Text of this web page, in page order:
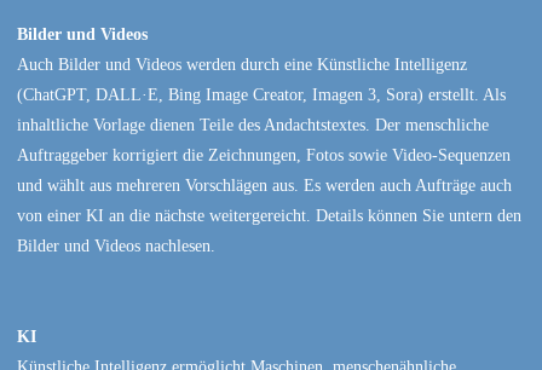
Bilder und Videos
Auch Bilder und Videos werden durch eine Künstliche Intelligenz
(ChatGPT, DALL·E, Bing Image Creator, Imagen 3, Sora) erstellt. Als
inhaltliche Vorlage dienen Teile des Andachtstextes. Der menschliche
Auftraggeber korrigiert die Zeichnungen, Fotos sowie Video-Sequenzen
und wählt aus mehreren Vorschlägen aus. Es werden auch Aufträge auch
von einer KI an die nächste weitergereicht. Details können Sie untern den
Bilder und Videos nachlesen.
KI